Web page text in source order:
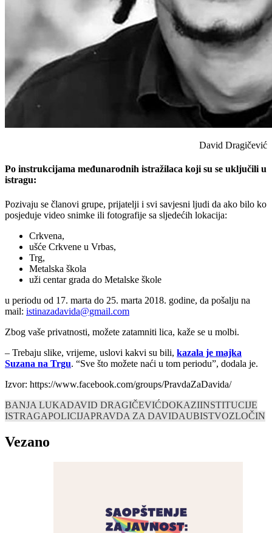
David Dragičević
Po instrukcijama međunarodnih istražilaca koji su se uključili u
istragu:
Pozivaju se članovi grupe, prijatelji i svi savjesni ljudi da ako bilo ko
posjeduje video snimke ili fotografije sa sljedećih lokacija:
Crkvena,
ušće Crkvene u Vrbas,
Trg,
Metalska škola
uži centar grada do Metalske škole
u periodu od 17. marta do 25. marta 2018. godine, da pošalju na
mail: istinazadavida@gmail.com
Zbog vaše privatnosti, možete zatamniti lica, kaže se u molbi.
– Trebaju slike, vrijeme, uslovi kakvi su bili, kazala je majka
Suzana na Trgu. “Sve što možete naći u tom periodu”, dodala je.
Izvor: https://www.facebook.com/groups/PravdaZaDavida/
BANJA LUKADAVID DRAGIČEVIĆDOKAZIINSTITUCIJE
ISTRAGAPOLICIJAPRAVDA ZA DAVIDAUBISTVOZLOČIN
Vezano